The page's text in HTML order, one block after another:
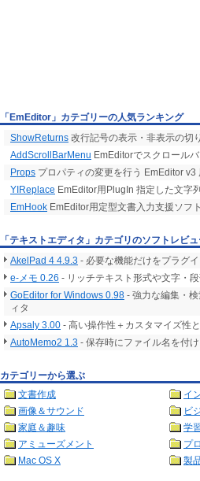
「EmEditor」カテゴリーの人気ランキング
ShowReturns 改行記号の表示・非表示の切
AddScrollBarMenu EmEditorでスクロール
Props プロパティの変更を行う EmEditor v3
YIReplace EmEditor用PlugIn 指定した文字
EmHook EmEditor用定型文書入力支援ソフ
「テキストエディタ」カテゴリのソフトレビ
AkelPad 4 4.9.3 - 必要な機能だけをプラグ
e-メモ 0.26 - リッチテキスト形式や文字・
GoEditor for Windows 0.98 - 強力な編集・
ィタ
Apsaly 3.00 - 高い操作性＋カスタマイズ性
AutoMemo2 1.3 - 保存時にファイル名を付
カテゴリーから選ぶ
文書作成
イ
画像＆サウンド
ビ
家庭＆趣味
学
アミューズメント
プ
Mac OS X
製